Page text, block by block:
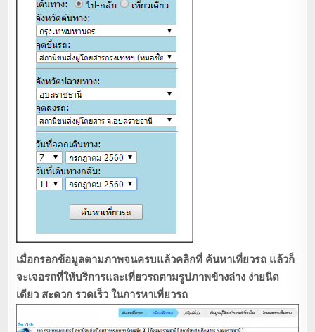
เมื่อกรอกข้อมูลตามภาพจนครบแล้วคลิกที่ ค้นหาเที่ยวรถ แล้วก็
จะเจอรถที่ให้บริการและเที่ยวรถตามรูปภาพข้างล่าง ง่ายนิด
เดียว สะดวก รวดเร็ว ในการหาเที่ยวรถ